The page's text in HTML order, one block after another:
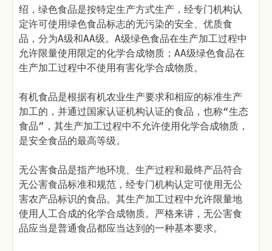
绍，绿色食品是按特定生产方式生产，经专门机构认
定许可使用绿色食品标志的无污染的安全、优质食
品，分为A级和AA级。A级绿色食品在生产加工过程中
允许限量使用限定的化学合成物质；AA级绿色食品在
生产加工过程中不使用有害化学合成物质。
有机食品是根据有机农业生产要求和相应的标准生产
加工的，并通过国家认证机构认证的食品，也称“生态
食品”，其生产加工过程中不允许使用化学合成物质，
是安全食品的最高等级。
无公害食品是指产地环境、生产过程和最终产品符合
无公害食品标准和规范，经专门机构认定可使用无公
害农产品标识的食品。其生产加工过程中允许限量地
使用人工合成的化学合成物质。严格来讲，无公害食
品应当是普通食品都应当达到的一种基本要求。